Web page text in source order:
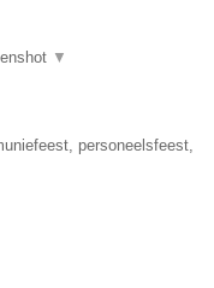
▼
personeelsfeest,